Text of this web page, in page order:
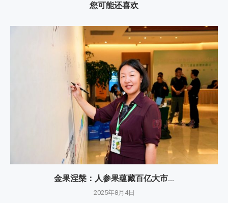
您可能还喜欢
金果涅槃：人参果蕴藏百亿大市...
2025年8月4日